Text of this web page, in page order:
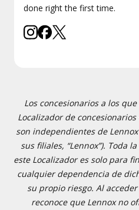
done right the first time.
Los concesionarios a los
Localizador de concesionarios
son independientes de
sus filiales, “Lennox”). Toda
este Localizador es solo para
cualquier dependencia de
su propio riesgo. Al
reconoce que Lennox no